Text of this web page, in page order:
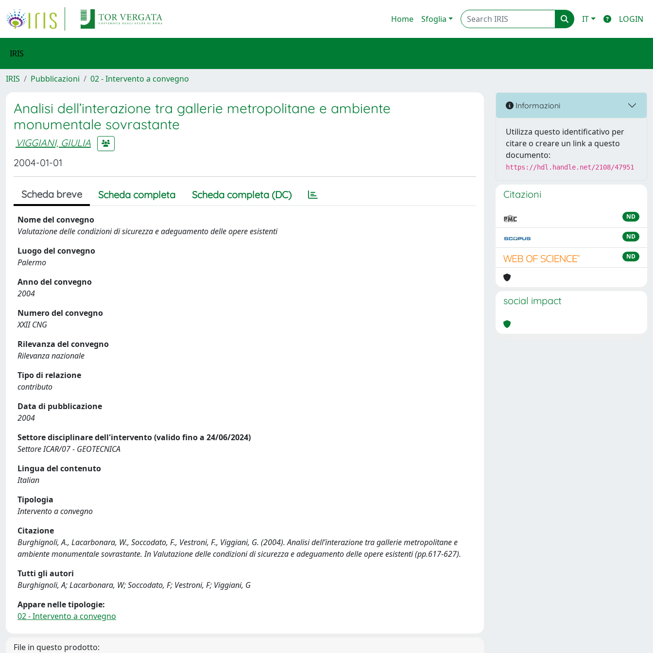
Home Sfoglia IT LOGIN
IRIS
IRIS Pubblicazioni 02 - Intervento a convegno
Analisi dell’interazione tra gallerie metropolitane e ambiente
monumentale sovrastante
VIGGIANI, GIULIA
2004-01-01
Scheda breve Scheda completa Scheda completa (DC)
Nome del convegno
Valutazione delle condizioni di sicurezza e adeguamento delle opere esistenti
Luogo del convegno
Palermo
Anno del convegno
2004
Numero del convegno
XXII CNG
Rilevanza del convegno
Rilevanza nazionale
Tipo di relazione
contributo
Data di pubblicazione
2004
Settore disciplinare dell'intervento (valido fino a 24/06/2024)
Settore ICAR/07 - GEOTECNICA
Lingua del contenuto
Italian
Tipologia
Intervento a convegno
Citazione
Burghignoli, A., Lacarbonara, W., Soccodato, F., Vestroni, F., Viggiani, G. (2004). Analisi dell’interazione tra gallerie metropolitane e
ambiente monumentale sovrastante. In Valutazione delle condizioni di sicurezza e adeguamento delle opere esistenti (pp.617-627).
Tutti gli autori
Burghignoli, A; Lacarbonara, W; Soccodato, F; Vestroni, F; Viggiani, G
Appare nelle tipologie:
02 - Intervento a convegno
File in questo prodotto:
Informazioni
Utilizza questo identificativo per
citare o creare un link a questo
documento:
https://hdl.handle.net/2108/47951
Citazioni
ND
ND
ND
social impact